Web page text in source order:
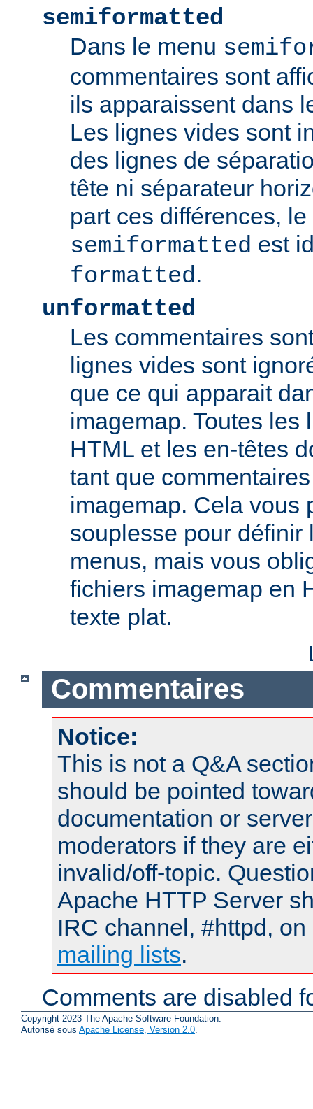
semiformatted
Dans le menu
commentaires sont
ils apparaissent dans
Les lignes vides sont
des lignes de
tête ni séparateur
part ces différences,
semiformatted est
formatted.
unformatted
Les commentaires
lignes vides sont
que ce qui apparait
imagemap. Toutes les
HTML et les en-têtes
tant que
imagemap. Cela vous
souplesse pour définir
menus, mais vous
fichiers imagemap en
texte plat.
Commentaires
Notice:
This is not a Q&A
should be pointed
documentation or
moderators if they are
invalid/off-topic.
Apache HTTP Server
IRC channel, #httpd,
mailing lists.
Comments are disabled
Copyright 2023 The Apache Software Foundation.
Autorisé sous Apache License, Version 2.0.